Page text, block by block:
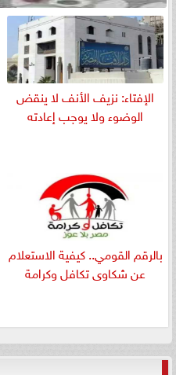
الإفتاء: نزيف الأنف لا ينقض
الوضوء ولا يوجب إعادته
بالرقم القومي.. كيفية الاستعلام
عن شكاوى تكافل وكرامة